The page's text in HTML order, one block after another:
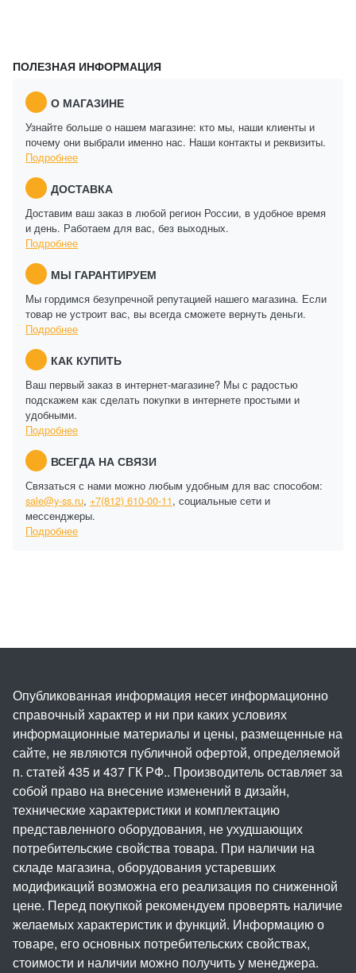
ПОЛЕЗНАЯ ИНФОРМАЦИЯ
О МАГАЗИНЕ
Узнайте больше о нашем магазине: кто мы, наши клиенты и
почему они выбрали именно нас. Наши контакты и реквизиты.
Подробнее
ДОСТАВКА
Доставим ваш заказ в любой регион России, в удобное время
и день. Работаем для вас, без выходных.
Подробнее
МЫ ГАРАНТИРУЕМ
Мы гордимся безупречной репутацией нашего магазина. Если
товар не устроит вас, вы всегда сможете вернуть деньги.
Подробнее
КАК КУПИТЬ
Ваш первый заказ в интернет-магазине? Мы с радостью
подскажем как сделать покупки в интернете простыми и
удобными.
Подробнее
ВСЕГДА НА СВЯЗИ
Связаться с нами можно любым удобным для вас способом:
sale@y-ss.ru, +7(812) 610-00-11, социальные сети и
мессенджеры.
Подробнее
Опубликованная информация несет информационно
справочный характер и ни при каких условиях
информационные материалы и цены, размещенные на
сайте, не являются публичной офертой, определяемой
п. статей 435 и 437 ГК РФ.. Производитель оставляет за
собой право на внесение изменений в дизайн,
технические характеристики и комплектацию
представленного оборудования, не ухудшающих
потребительские свойства товара. При наличии на
складе магазина, оборудования устаревших
модификаций возможна его реализация по сниженной
цене. Перед покупкой рекомендуем проверять наличие
желаемых характеристик и функций. Информацию о
товаре, его основных потребительских свойствах,
стоимости и наличии можно получить у менеджера.